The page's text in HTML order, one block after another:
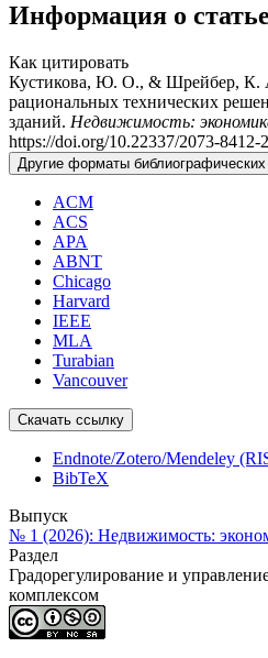
Информация о статье
Как цитировать
Кустикова, Ю. О., & Шрейбер, К.
рациональных технических
зданий. Недвижимость:
https://doi.org/10.22337/2073-8412-
Другие форматы
ACM
ACS
APA
ABNT
Chicago
Harvard
IEEE
MLA
Turabian
Vancouver
Скачать ссылку
Endnote/Zotero/Mendeley
BibTeX
Выпуск
№ 1 (2026): Недвижимость:
Раздел
Градорегулирование и
комплексом